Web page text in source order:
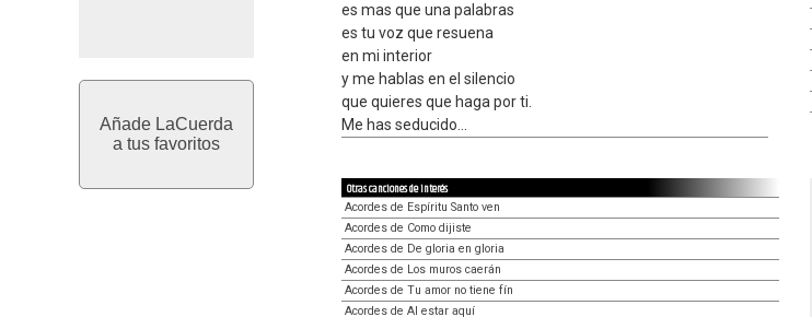
Añade LaCuerda
a tus favoritos
es mas que una palabras
es tu voz que resuena
en mi interior
y me hablas en el silencio
que quieres que haga por ti.
Me has seducido...
Otras canciones de interés
Acordes de Espíritu Santo ven
Acordes de Como dijiste
Acordes de De gloria en gloria
Acordes de Los muros caerán
Acordes de Tu amor no tiene fín
Acordes de Al estar aquí